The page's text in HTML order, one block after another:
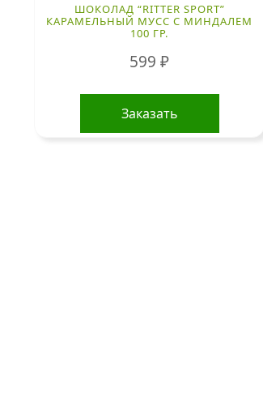
ШОКОЛАД “RITTER SPORT”
КАРАМЕЛЬНЫЙ МУСС С МИНДАЛЕМ
100 ГР.
599₽
Заказать